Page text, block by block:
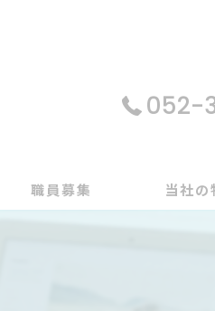
052-
職員募集 当社の